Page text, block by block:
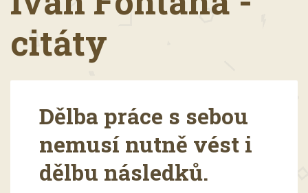
citáty
Dělba práce s sebou
nemusí nutně vést i
dělbu následků.